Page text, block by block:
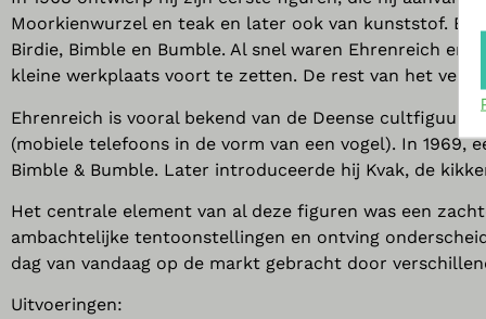
Moorkienwurzel en teak en later ook van kunststof.
Birdie, Bimble en Bumble. Al snel waren Ehrenreich
kleine werkplaats voort te zetten. De rest van het
Ehrenreich is vooral bekend van de Deense cultfiguur
(mobiele telefoons in de vorm van een vogel). In
Bimble & Bumble. Later introduceerde hij Kvak, de
Het centrale element van al deze figuren was een
ambachtelijke tentoonstellingen en ontving
dag van vandaag op de markt gebracht door
Uitvoeringen: